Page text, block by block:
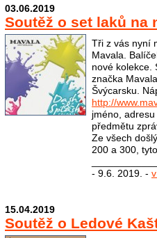
03.06.2019
Soutěž o set laků na
Tři z vás nyní
Mavala.
nové kolekce.
značka
Švýcarsku.
http://
jméno,
předmětu
Ze všech
200 a 300,
- 9.6. 2019. -
15.04.2019
Soutěž o Ledové